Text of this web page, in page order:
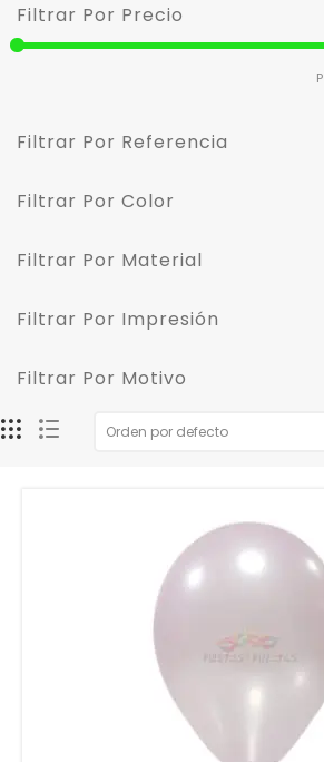
Filtrar Por Precio
Filtrar Por Referencia
Filtrar Por Color
Filtrar Por Material
Filtrar Por Impresión
Filtrar Por Motivo